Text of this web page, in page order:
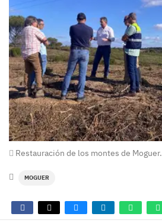
Restauración de los montes de Moguer.
MOGUER